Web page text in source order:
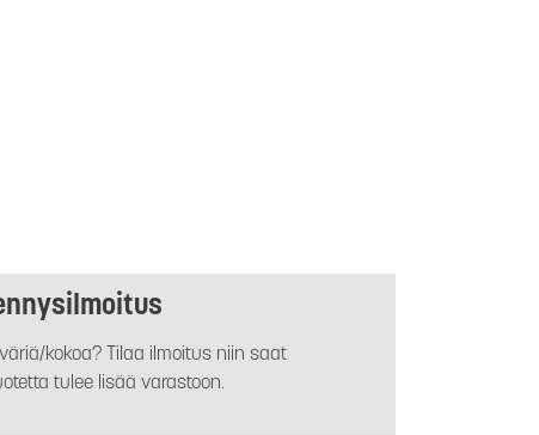
kokoa? Tilaa ilmoitus niin saat
tulee lisää varastoon.